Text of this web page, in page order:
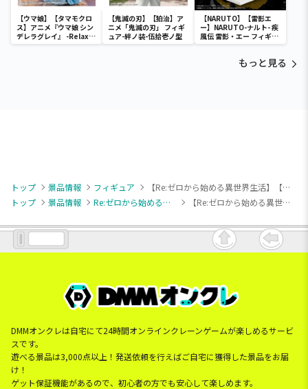
【ウマ娘】【タマモクロ
ス】アニメ『ウマ娘 シン
デレラグレイ』 -Relax
time-タマモクロス
【鬼滅の刃】【狛治】ア
ニメ「鬼滅の刃」 フィギ
ュア-絆ノ装-伍拾壱ノ型
【NARUTO】【雷影エ
ー】NARUTO-ナルト- 疾
風伝 雷影・エー フィギュ
ア～五影集結…!!～
もっと見る
トップ 景品情報 フィギュア
【Re:ゼロから始める異世界生活】【ラム】Re:ゼロから始める異世界生活 XStellar “ラム”-もふもふパック-
トップ
景品情報 Re:ゼロから始める異世界生活 【Re:ゼロから始める異世界生活】【ラム】Re:ゼロから始める異世界生活 XStellar “ラム”-もふもふパック-
DMMオンクレは自宅にて24時間オンラインクレーンゲームが楽しめるサービ
スです。
遊べる景品は3,000点以上！発送依頼を行えばご自宅に獲得した景品をお届
け！
ゲット保証機能があるので、初心者の方でも安心して楽しめます。